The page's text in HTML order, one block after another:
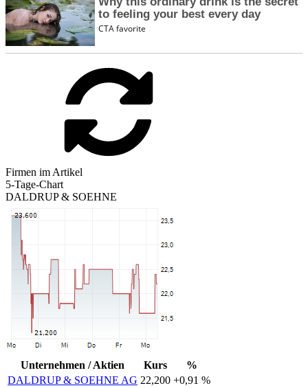
Firmen im Artikel
5-Tage-Chart
DALDRUP & SOEHNE
Unternehmen / Aktien Kurs
%
DALDRUP & SOEHNE AG 22,200 +0,91 %